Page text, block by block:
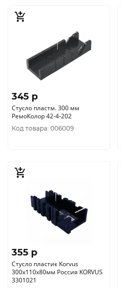
345 p
Стусло пластм. 300 мм
РемоКолор 42-4-202
Код товара: 006009
355 p
Стусло пластик Korvus
300х110х80мм Россия KORVUS
3301021